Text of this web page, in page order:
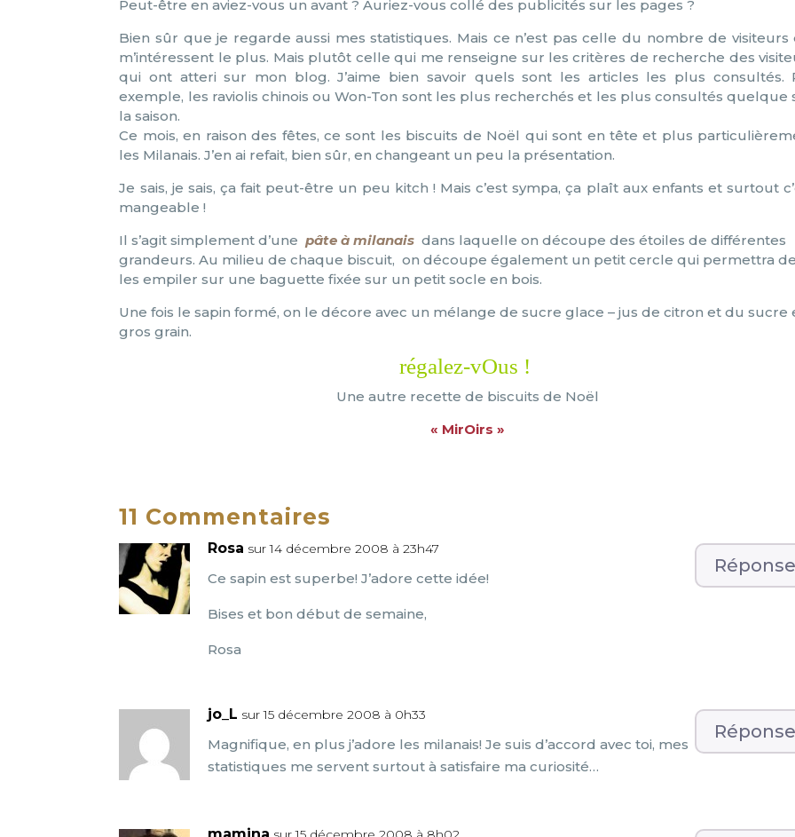
Peut-être en aviez-vous un avant ? Auriez-vous collé des publicités sur les pages ?
Bien sûr que je regarde aussi mes statistiques. Mais ce n’est pas celle du nombre de visiteurs
m’intéressent le plus. Mais plutôt celle qui me renseigne sur les critères de recherche des
qui ont atteri sur mon blog. J’aime bien savoir quels sont les articles les plus consultés.
exemple, les raviolis chinois ou Won-Ton sont les plus recherchés et les plus consultés quelque
la saison.
Ce mois, en raison des fêtes, ce sont les biscuits de Noël qui sont en tête et plus
les Milanais. J’en ai refait, bien sûr, en changeant un peu la présentation.
Je sais, je sais, ça fait peut-être un peu kitch ! Mais c’est sympa, ça plaît aux enfants et surtout
mangeable !
Il s’agit simplement d’unepâte à milanais dans laquelle on découpe des étoiles de différentes
grandeurs. Au milieu de chaque biscuit, on découpe également un petit cercle qui permettra
les empiler sur une baguette fixée sur un petit socle en bois.
Une fois le sapin formé, on le décore avec un mélange de sucre glace – jus de citron et du sucre
gros grain.
régalez-vOus !
Une autre recette de biscuits de Noël
« MirOirs »
11 Commentaires
Rosa sur 14 décembre 2008 à 23h47
Ce sapin est superbe! J’adore cette idée!
Bises et bon début de semaine,
Rosa
jo_L sur 15 décembre 2008 à 0h33
Magnifique, en plus j’adore les milanais! Je suis d’accord avec toi, mes
statistiques me servent surtout à satisfaire ma curiosité…